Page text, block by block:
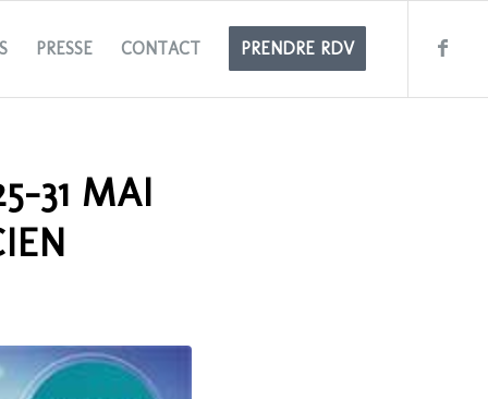
PRESSE CONTACT PRENDRE RDV
31 MAI